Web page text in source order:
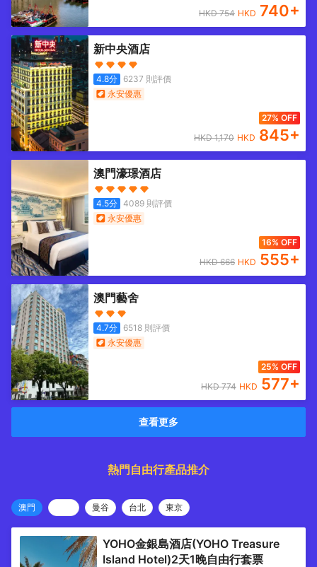
HKD754 HKD 740+
新中央酒店
4.8分 6237 則評價
永安優惠
27% OFF
HKD1,170 HKD 845+
澳門濠璟酒店
4.5分 4089則評價
永安優惠
16% OFF
HKD666 HKD 555+
澳門藝舍
4.7分 6518則評價
永安優惠
25% OFF
HKD774 HKD 577+
查看更多
熱門自由行產品推介
澳門 曼谷 台北 東京
YOHO金銀島酒店(YOHO Treasure
Island Hotel)2天1晚自由行套票